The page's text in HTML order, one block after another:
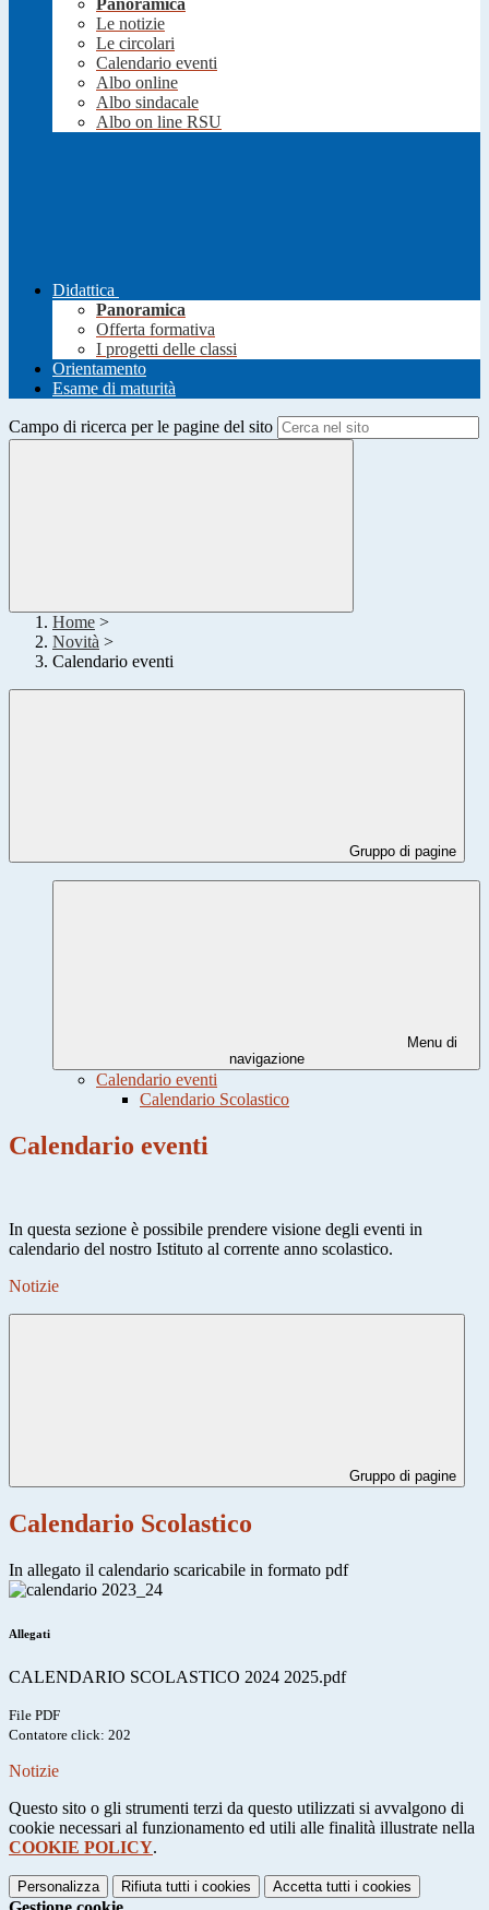
Panoramica
Le notizie
Le circolari
Calendario eventi
Albo online
Albo sindacale
Albo on line RSU
Didattica
Panoramica
Offerta formativa
I progetti delle classi
Orientamento
Esame di maturità
Campo di ricerca per le pagine del sito
Home >
Novità >
Calendario eventi
Gruppo di pagine
Menu di
navigazione
Calendario eventi
Calendario Scolastico
Calendario eventi
In questa sezione è possibile prendere visione degli eventi in
calendario del nostro Istituto al corrente anno scolastico.
Notizie
Gruppo di pagine
Calendario Scolastico
In allegato il calendario scaricabile in formato pdf
Allegati
CALENDARIO SCOLASTICO 2024 2025.pdf
File PDF
Contatore click: 202
Notizie
Questo sito o gli strumenti terzi da questo utilizzati si avvalgono di
cookie necessari al funzionamento ed utili alle finalità illustrate nella
COOKIE POLICY.
Personalizza Rifiuta tutti i cookies Accetta tutti i cookies